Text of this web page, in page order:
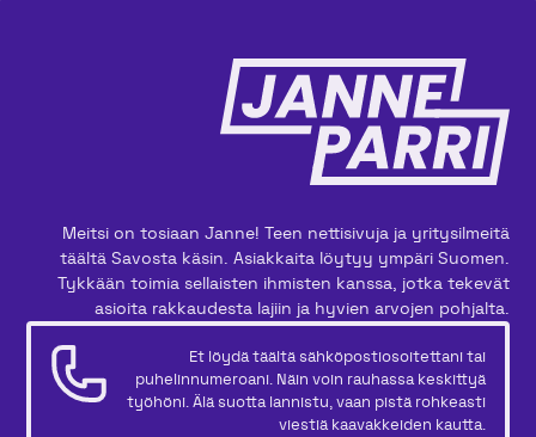
Meitsi on tosiaan Janne! Teen nettisivuja ja yritysilmeitä
täältä Savosta käsin. Asiakkaita löytyy ympäri Suomen.
Tykkään toimia sellaisten ihmisten kanssa, jotka tekevät
asioita rakkaudesta lajiin ja hyvien arvojen pohjalta.
Et löydä täältä sähköpostiosoitettani tai
puhelinnumeroani. Näin voin rauhassa keskittyä
työhöni. Älä suotta lannistu, vaan pistä rohkeasti
viestiä kaavakkeiden kautta.